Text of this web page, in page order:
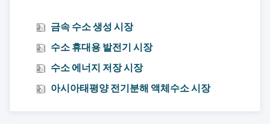
금속 수소 생성 시장
수소 휴대용 발전기 시장
수소 에너지 저장 시장
아시아태평양 전기분해 액체수소 시장